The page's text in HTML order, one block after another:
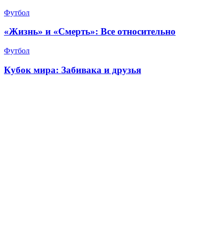
Футбол
«Жизнь» и «Смерть»: Все относительно
Футбол
Кубок мира: Забивака и друзья